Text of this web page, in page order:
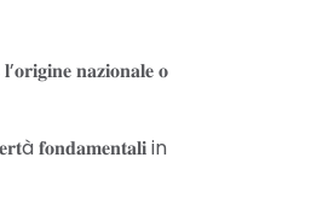
𝐧𝐚𝐳𝐢𝐨𝐧𝐚𝐥𝐞 𝐨
𝐟𝐨𝐧𝐝𝐚𝐦𝐞𝐧𝐭𝐚𝐥𝐢 in